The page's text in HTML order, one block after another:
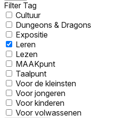
Filter Tag
Cultuur
Dungeons & Dragons
Expositie
Leren
Lezen
MAAKpunt
Taalpunt
Voor de kleinsten
Voor jongeren
Voor kinderen
Voor volwassenen